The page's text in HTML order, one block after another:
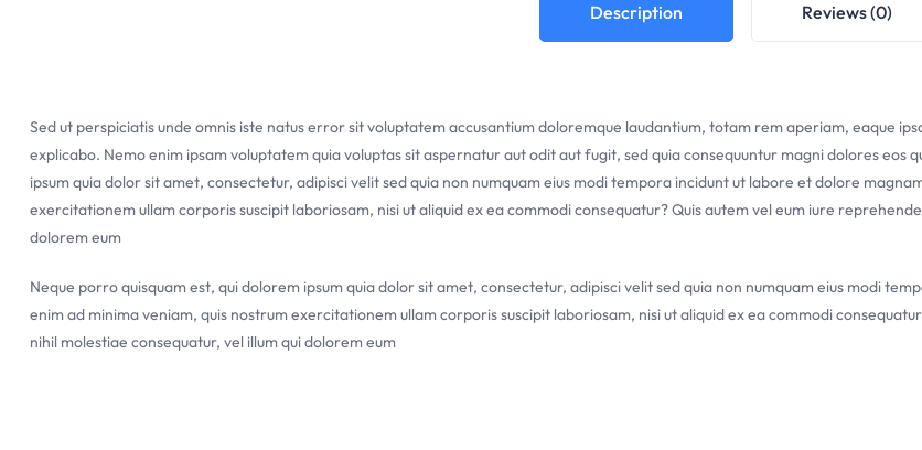
Description Reviews (0)
Sed ut perspiciatis unde omnis iste natus error sit voluptatem accusantium doloremque laudantium, totam rem aperiam, eaque
explicabo. Nemo enim ipsam voluptatem quia voluptas sit aspernatur aut odit aut fugit, sed quia consequuntur magni dolores
ipsum quia dolor sit amet, consectetur, adipisci velit sed quia non numquam eius modi tempora incidunt ut labore et dolore
exercitationem ullam corporis suscipit laboriosam, nisi ut aliquid ex ea commodi consequatur? Quis autem vel eum iure
dolorem eum
Neque porro quisquam est, qui dolorem ipsum quia dolor sit amet, consectetur, adipisci velit sed quia non numquam eius modi
enim ad minima veniam, quis nostrum exercitationem ullam corporis suscipit laboriosam, nisi ut aliquid ex ea commodi
nihil molestiae consequatur, vel illum qui dolorem eum